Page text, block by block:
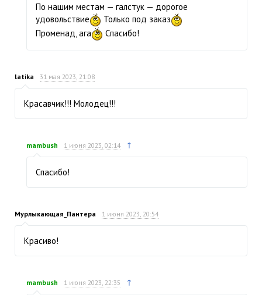
По нашим местам — галстук — дорогое
удовольствие
Только под заказ
Променад, ага
Спасибо!
latika 31 мая 2023, 21:08
Красавчик!!! Молодец!!!
mambush 1 июня 2023, 02:14 ↑
Спасибо!
Мурлыкающая_Пантера 1 июня 2023, 20:54
Красиво!
mambush 1 июня 2023, 22:35 ↑